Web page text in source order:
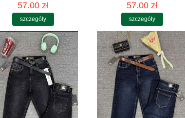
57.00 zł
szczegóły
57.00 zł
szczegóły